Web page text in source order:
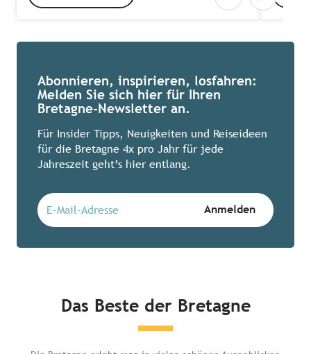
Abonnieren, inspirieren, losfahren:
Melden Sie sich hier für Ihren
Bretagne-Newsletter an.
Für Insider Tipps, Neuigkeiten und Reiseideen
für die Bretagne 4x pro Jahr für jede
Jahreszeit geht’s hier entlang.
Das Beste der Bretagne
Chillen in der Bretagne